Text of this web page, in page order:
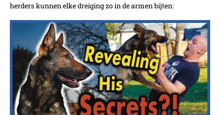
herders kunnen elke dreiging zo in de armen bijten: